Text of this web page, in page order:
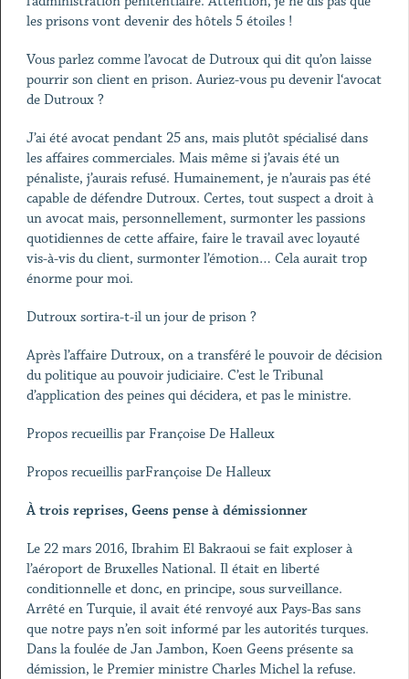
les prisons vont devenir des hôtels 5 étoiles !
Vous parlez comme l’avocat de Dutroux qui dit qu’on laisse
pourrir son client en prison. Auriez-vous pu devenir l‘avocat
de Dutroux ?
J’ai été avocat pendant 25 ans, mais plutôt spécialisé dans
les affaires commerciales. Mais même si j’avais été un
pénaliste, j’aurais refusé. Humainement, je n’aurais pas été
capable de défendre Dutroux. Certes, tout suspect a droit à
un avocat mais, personnellement, surmonter les passions
quotidiennes de cette affaire, faire le travail avec loyauté
vis-à-vis du client, surmonter l’émotion… Cela aurait trop
énorme pour moi.
Dutroux sortira-t-il un jour de prison ?
Après l’affaire Dutroux, on a transféré le pouvoir de décision
du politique au pouvoir judiciaire. C’est le Tribunal
d’application des peines qui décidera, et pas le ministre.
Propos recueillis par Françoise De Halleux
Propos recueillis parFrançoise De Halleux
À trois reprises, Geens pense à démissionner
Le 22 mars 2016, Ibrahim El Bakraoui se fait exploser à
l’aéroport de Bruxelles National. Il était en liberté
conditionnelle et donc, en principe, sous surveillance.
Arrêté en Turquie, il avait été renvoyé aux Pays-Bas sans
que notre pays n’en soit informé par les autorités turques.
Dans la foulée de Jan Jambon, Koen Geens présente sa
démission, le Premier ministre Charles Michel la refuse.